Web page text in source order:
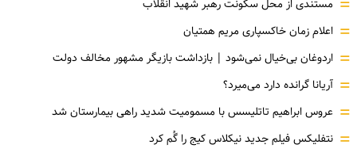
= مستندی از محل سکونت رهبر شهید انقلاب
= اعلام زمان خاکسپاری مریم همتیان
= اردوغان بی‌خیال نمی‌شود | بازداشت بازیگر مشهور مخالف دولت
= آریانا گرانده دارد می‌میرد؟
= عروس ابراهیم تاتلیسس با مسمومیت شدید راهی بیمارستان شد
= نتفلیکس فیلم جدید نیکلاس کیج را گُم کرد